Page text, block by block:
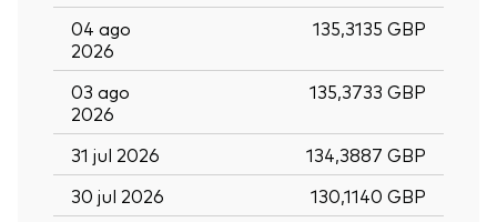
04 ago
2026
135,3135 GBP
03 ago
2026
135,3733 GBP
31 jul 2026
134,3887 GBP
30 jul 2026
130,1140 GBP